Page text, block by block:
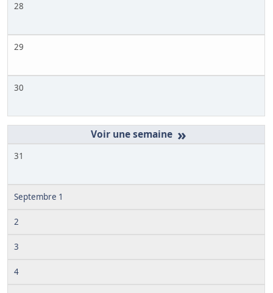
28
29
30
»
31
Septembre 1
2
3
4